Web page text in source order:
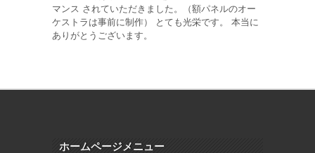
マンス されていただきました。（額パネルのオー
ケストラは事前に制作） とても光栄です。 本当に
ありがとうございます。
ホームページメニュー